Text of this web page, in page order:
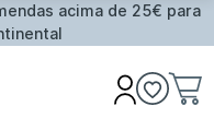
acima de 25€ para